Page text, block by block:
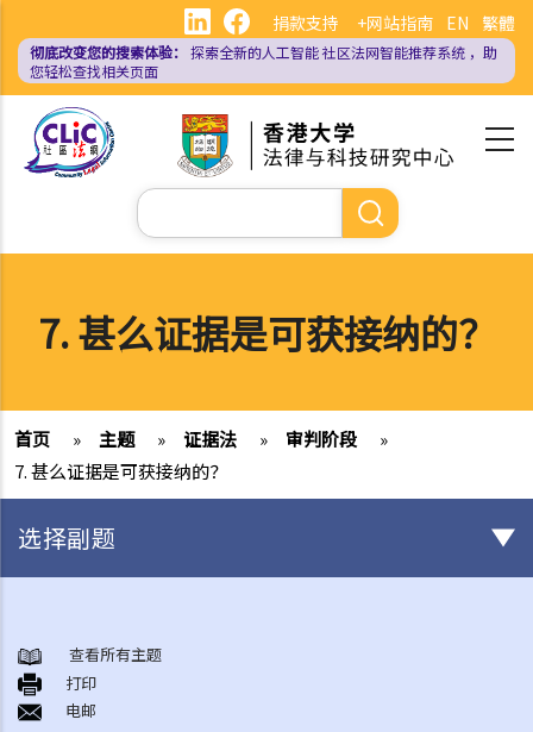
主
EN 繁體
捐款支持 +网站指南
彻底改变您的搜索体验： 探索全新的人工智能社区法网智能推荐系统 ，助
您轻松查找相关页面
搜
索
7. 甚么证据是可获接纳的？
首页 » 主题 » 证据法 » 审判阶段
»
7. 甚么证据是可获接纳的？
选择副题
1. 在被逮捕时和警诫会面期间，我有甚么权利可以保护自己？
2. 我是否必须回答警方的询问？
3. 《查问疑犯及录取口供的规则及指示》
查看所有主题
打印
电邮